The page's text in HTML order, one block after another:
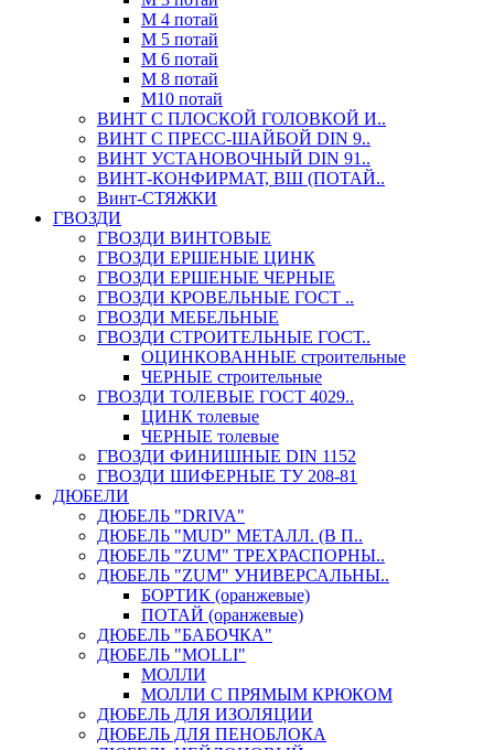
М 4 потай
М 5 потай
М 6 потай
М 8 потай
М10 потай
ВИНТ С ПЛОСКОЙ ГОЛОВКОЙ И..
ВИНТ С ПРЕСС-ШАЙБОЙ DIN 9..
ВИНТ УСТАНОВОЧНЫЙ DIN 91..
ВИНТ-КОНФИРМАТ, ВШ (ПОТАЙ..
Винт-СТЯЖКИ
ГВОЗДИ
ГВОЗДИ ВИНТОВЫЕ
ГВОЗДИ ЕРШЕНЫЕ ЦИНК
ГВОЗДИ ЕРШЕНЫЕ ЧЕРНЫЕ
ГВОЗДИ КРОВЕЛЬНЫЕ ГОСТ ..
ГВОЗДИ МЕБЕЛЬНЫЕ
ГВОЗДИ СТРОИТЕЛЬНЫЕ ГОСТ..
ОЦИНКОВАННЫЕ строительные
ЧЕРНЫЕ строительные
ГВОЗДИ ТОЛЕВЫЕ ГОСТ 4029..
ЦИНК толевые
ЧЕРНЫЕ толевые
ГВОЗДИ ФИНИШНЫЕ DIN 1152
ГВОЗДИ ШИФЕРНЫЕ ТУ 208-81
ДЮБЕЛИ
ДЮБЕЛЬ "DRIVA"
ДЮБЕЛЬ "MUD" МЕТАЛЛ. (В П..
ДЮБЕЛЬ "ZUM" ТРЕХРАСПОРНЫ..
ДЮБЕЛЬ "ZUM" УНИВЕРСАЛЬНЫ..
БОРТИК (оранжевые)
ПОТАЙ (оранжевые)
ДЮБЕЛЬ "БАБОЧКА"
ДЮБЕЛЬ "МOLLI"
МОЛЛИ
МОЛЛИ С ПРЯМЫМ КРЮКОМ
ДЮБЕЛЬ ДЛЯ ИЗОЛЯЦИИ
ДЮБЕЛЬ ДЛЯ ПЕНОБЛОКА